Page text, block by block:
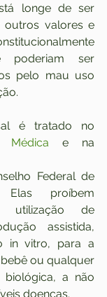
longe de ser
outros valores e
poderiam ser
pelo mau uso
Federal de
Elas proíbem
utilização de
assistida,
in vitro, para a
ou qualquer
biológica, a não
doenças.